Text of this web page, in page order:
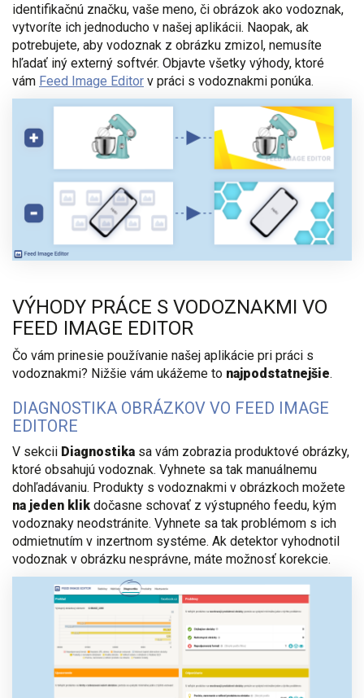
identifikačnú značku, vaše meno, či obrázok ako vodoznak,
vytvoríte ich jednoducho v našej aplikácii. Naopak, ak
potrebujete, aby vodoznak z obrázku zmizol, nemusíte
hľadať iný externý softvér. Objavte všetky výhody, ktoré
vám Feed Image Editor v práci s vodoznakmi ponúka.
VÝHODY PRÁCE S VODOZNAKMI VO
FEED IMAGE EDITOR
Čo vám prinesie používanie našej aplikácie pri práci s
vodoznakmi? Nižšie vám ukážeme to najpodstatnejšie.
DIAGNOSTIKA OBRÁZKOV VO FEED IMAGE
EDITORE
V sekcii Diagnostika sa vám zobrazia produktové obrázky,
ktoré obsahujú vodoznak. Vyhnete sa tak manuálnemu
dohľadávaniu. Produkty s vodoznakmi v obrázkoch možete
na jeden klik dočasne schovať z výstupného feedu, kým
vodoznaky neodstránite. Vyhnete sa tak problémom s ich
odmietnutím v inzertnom systéme. Ak detektor vyhodnotil
vodoznak v obrázku nesprávne, máte možnosť korekcie.